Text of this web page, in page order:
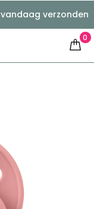
0
verzonden